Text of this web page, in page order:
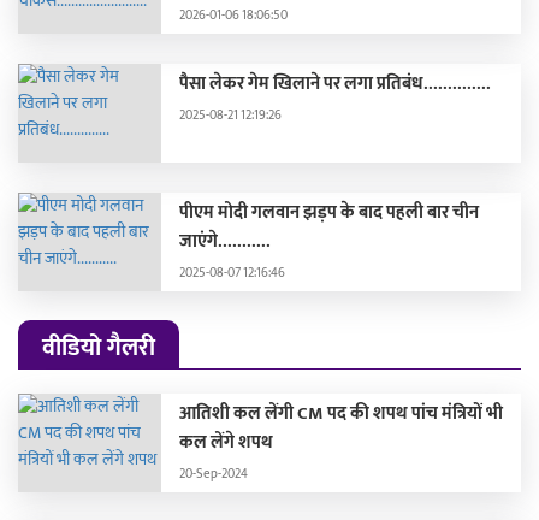
2026-01-06 18:06:50
पैसा लेकर गेम खिलाने पर लगा प्रतिबंध..............
2025-08-21 12:19:26
पीएम मोदी गलवान झड़प के बाद पहली बार चीन
जाएंगे...........
2025-08-07 12:16:46
वीडियो गैलरी
आतिशी कल लेंगी CM पद की शपथ पांच मंत्रियों भी
कल लेंगे शपथ
20-Sep-2024